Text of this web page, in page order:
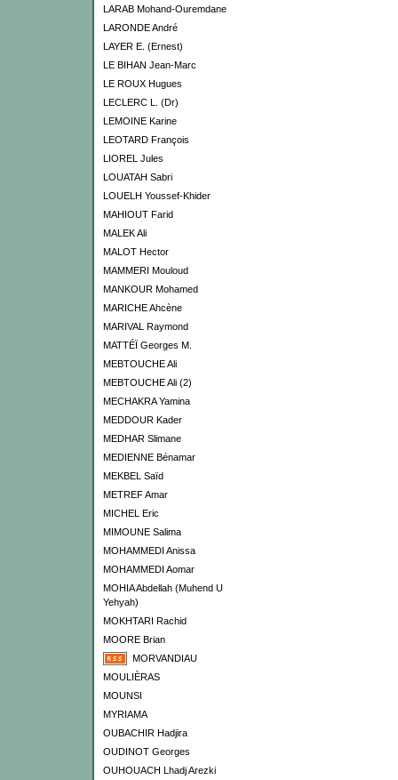
LARAB Mohand-Ouremdane
LARONDE André
LAYER E. (Ernest)
LE BIHAN Jean-Marc
LE ROUX Hugues
LECLERC L. (Dr)
LEMOINE Karine
LEOTARD François
LIOREL Jules
LOUATAH Sabri
LOUELH Youssef-Khider
MAHIOUT Farid
MALEK Ali
MALOT Hector
MAMMERI Mouloud
MANKOUR Mohamed
MARICHE Ahcène
MARIVAL Raymond
MATTÉÏ Georges M.
MEBTOUCHE Ali
MEBTOUCHE Ali (2)
MECHAKRA Yamina
MEDDOUR Kader
MEDHAR Slimane
MEDIENNE Bénamar
MEKBEL Saïd
METREF Amar
MICHEL Eric
MIMOUNE Salima
MOHAMMEDI Anissa
MOHAMMEDI Aomar
MOHIA Abdellah (Muhend U
Yehyah)
MOKHTARI Rachid
MOORE Brian
MORVANDIAU
MOULIÈRAS
MOUNSI
MYRIAMA
OUBACHIR Hadjira
OUDINOT Georges
OUHOUACH Lhadj Arezki